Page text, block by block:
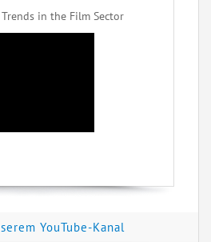
Trends in the Film Sector
YouTube-Kanal